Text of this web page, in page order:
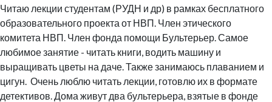
Читаю лекции студентам (РУДН и др) в рамках бесплатного
образовательного проекта от НВП. Член этического
комитета НВП. Член фонда помощи Бультерьер. Самое
любимое занятие - читать книги, водить машину и
выращивать цветы на даче. Также занимаюсь плаванием и
цигун. Очень люблю читать лекции, готовлю их в формате
детективов. Дома живут два бультерьера, взятые в фонде